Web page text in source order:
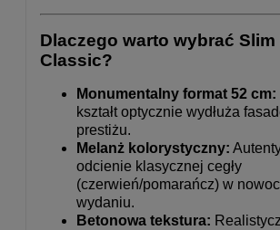
Dlaczego warto wybrać Slim
Classic?
Monumentalny format 52 cm:
kształt optycznie wydłuża
prestiżu.
Melanż kolorystyczny:
odcienie klasycznej cegły
(czerwień/pomarańcz) w
wydaniu.
Betonowa tekstura: